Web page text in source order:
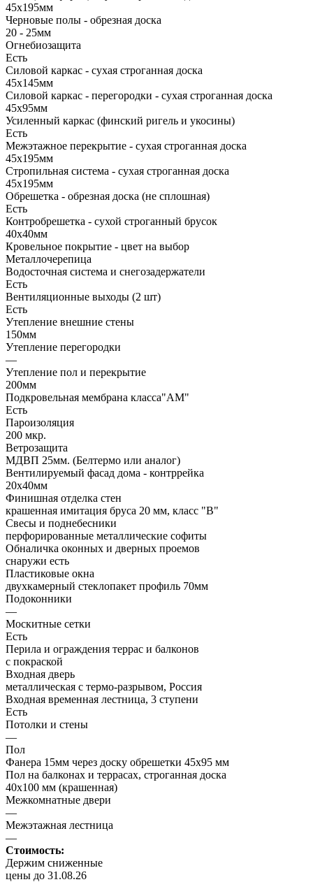
45х195мм
Черновые полы - обрезная доска
20 - 25мм
Огнебиозащита
Есть
Силовой каркас - сухая строганная доска
45х145мм
Силовой каркас - перегородки - сухая строганная доска
45х95мм
Усиленный каркас (финский ригель и укосины)
Есть
Межэтажное перекрытие - сухая строганная доска
45х195мм
Стропильная система - сухая строганная доска
45х195мм
Обрешетка - обрезная доска (не сплошная)
Есть
Контробрешетка - сухой строганный брусок
40х40мм
Кровельное покрытие - цвет на выбор
Металлочерепица
Водосточная система и снегозадержатели
Есть
Вентиляционные выходы (2 шт)
Есть
Утепление внешние стены
150мм
Утепление перегородки
—
Утепление пол и перекрытие
200мм
Подкровельная мембрана класса"АМ"
Есть
Пароизоляция
200 мкр.
Ветрозащита
МДВП 25мм. (Белтермо или аналог)
Вентилируемый фасад дома - контррейка
20х40мм
Финишная отделка стен
крашенная имитация бруса 20 мм, класс "В"
Свесы и поднебесники
перфорированные металлические софиты
Обналичка оконных и дверных проемов
снаружи есть
Пластиковые окна
двухкамерный стеклопакет профиль 70мм
Подоконники
—
Москитные сетки
Есть
Перила и ограждения террас и балконов
с покраской
Входная дверь
металлическая с термо-разрывом, Россия
Входная временная лестница, 3 ступени
Есть
Потолки и стены
—
Пол
Фанера 15мм через доску обрешетки 45х95 мм
Пол на балконах и террасах, строганная доска
40х100 мм (крашенная)
Межкомнатные двери
—
Межэтажная лестница
—
Стоимость:
Держим сниженные
цены до 31.08.26